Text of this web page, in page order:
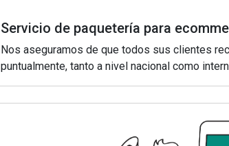
Servicio de paquetería para
Nos aseguramos de que todos sus clientes
puntualmente, tanto a nivel nacional como